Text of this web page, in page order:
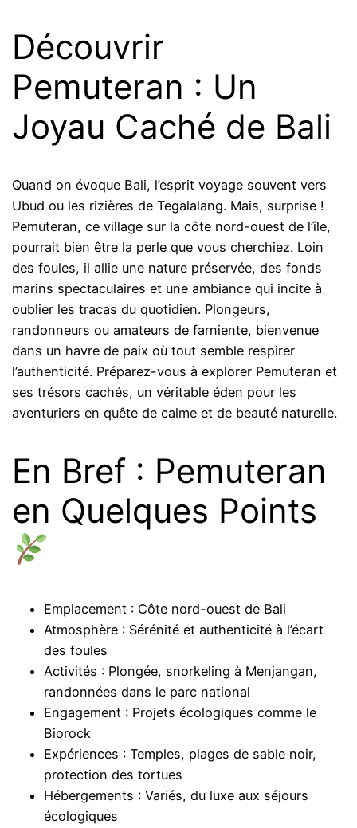
Découvrir
Pemuteran : Un
Joyau Caché de Bali
Quand on évoque Bali, l’esprit voyage souvent vers
Ubud ou les rizières de Tegalalang. Mais, surprise !
Pemuteran, ce village sur la côte nord-ouest de l’île,
pourrait bien être la perle que vous cherchiez. Loin
des foules, il allie une nature préservée, des fonds
marins spectaculaires et une ambiance qui incite à
oublier les tracas du quotidien. Plongeurs,
randonneurs ou amateurs de farniente, bienvenue
dans un havre de paix où tout semble respirer
l’authenticité. Préparez-vous à explorer Pemuteran et
ses trésors cachés, un véritable éden pour les
aventuriers en quête de calme et de beauté naturelle.
En Bref : Pemuteran
en Quelques Points
Emplacement : Côte nord-ouest de Bali
Atmosphère : Sérénité et authenticité à l’écart
des foules
Activités : Plongée, snorkeling à Menjangan,
randonnées dans le parc national
Engagement : Projets écologiques comme le
Biorock
Expériences : Temples, plages de sable noir,
protection des tortues
Hébergements : Variés, du luxe aux séjours
écologiques